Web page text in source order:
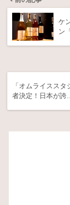
ケ
ン
「オムライスス
者決定！日本が誇…